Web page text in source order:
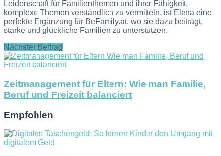
Leidenschaft für Familienthemen und ihrer Fähigkeit,
komplexe Themen verständlich zu vermitteln, ist Elena eine
perfekte Ergänzung für BeFamily.at, wo sie dazu beiträgt,
starke und glückliche Familien zu unterstützen.
Nächster Beitrag
Zeitmanagement für Eltern: Wie man Familie,
Beruf und Freizeit balanciert
Empfohlen